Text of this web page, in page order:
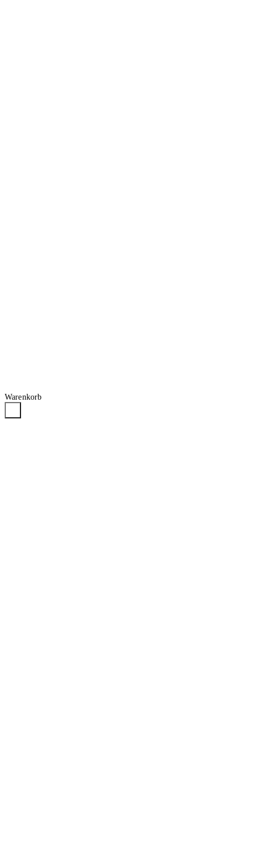
Warenkorb